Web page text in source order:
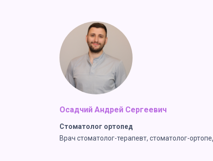
Осадчий Андрей Сергеевич
Стоматолог ортопед
Врач стоматолог-терапевт, стоматолог-